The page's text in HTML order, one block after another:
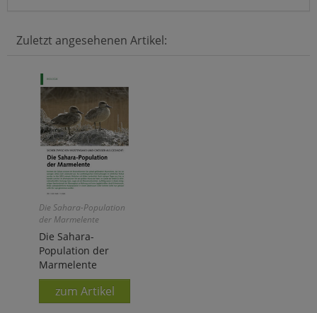
Zuletzt angesehenen Artikel:
Die Sahara-Population
der Marmelente
Die Sahara-
Population der
Marmelente
zum Artikel